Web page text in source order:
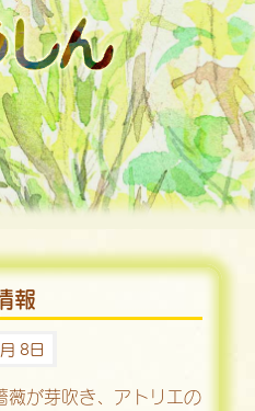
報
8日
薇が芽吹き、アトリエの